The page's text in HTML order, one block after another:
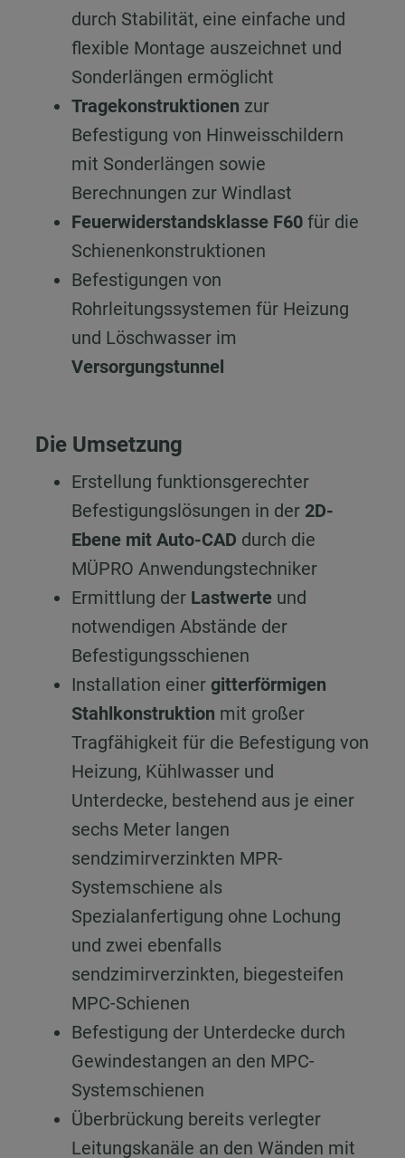
durch Stabilität, eine einfache und
flexible Montage auszeichnet und
Sonderlängen ermöglicht
Tragekonstruktionen zur
Befestigung von Hinweisschildern
mit Sonderlängen sowie
Berechnungen zur Windlast
Feuerwiderstandsklasse F60 für die
Schienenkonstruktionen
Befestigungen von
Rohrleitungssystemen für Heizung
und Löschwasser im
Versorgungstunnel
Die Umsetzung
Erstellung funktionsgerechter
Befestigungslösungen in der 2D-
Ebene mit Auto-CAD durch die
MÜPRO Anwendungstechniker
Ermittlung der Lastwerte und
notwendigen Abstände der
Befestigungsschienen
Installation einer gitterförmigen
Stahlkonstruktion mit großer
Tragfähigkeit für die Befestigung von
Heizung, Kühlwasser und
Unterdecke, bestehend aus je einer
sechs Meter langen
sendzimirverzinkten MPR-
Systemschiene als
Spezialanfertigung ohne Lochung
und zwei ebenfalls
sendzimirverzinkten, biegesteifen
MPC-Schienen
Befestigung der Unterdecke durch
Gewindestangen an den MPC-
Systemschienen
Überbrückung bereits verlegter
Leitungskanäle an den Wänden mit